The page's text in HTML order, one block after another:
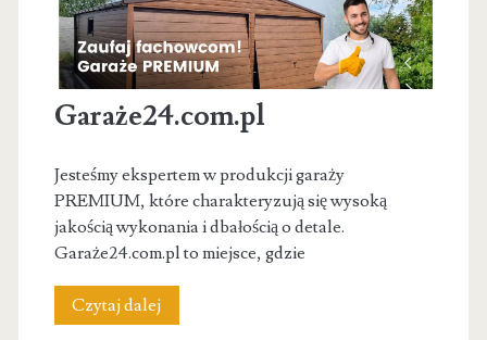
Garaże24.com.pl
Jesteśmy ekspertem w produkcji garaży
PREMIUM, które charakteryzują się wysoką
jakością wykonania i dbałością o detale.
Garaże24.com.pl to miejsce, gdzie
Czytaj dalejGaraże24.com.pl